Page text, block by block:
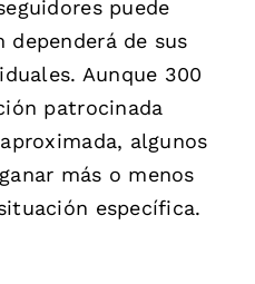
puede
dependerá de sus
Aunque 300
patrocinada
algunos
más o menos
específica.